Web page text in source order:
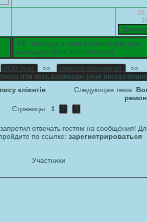
RE: Автозвук в тени бютжета или путь
камикадзе (моя инсталляция)
BOD.in.ua >> Новости технологий >>
или путь камикадзе (моя
клієнтів :
Следующая тема:
Страницы: 1 2 3
отвечать гостям на сообщения!
по ссылке: зарегистрироваться
Участники